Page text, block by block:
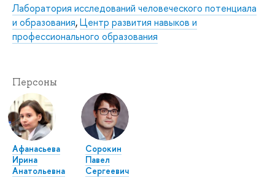
Лаборатория исследований человеческого потенциала
и образования,Центр развития навыков и
профессионального образования
Персоны
Афанасьева
Ирина
Анатольевна
Сорокин
Павел
Сергеевич